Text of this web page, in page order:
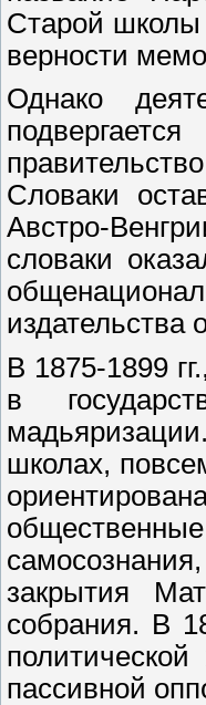
Старой школы
верности
Однако
Словаки
Австро-
словаки
издательства
В 1875-1899
в
школах,
закрытия
собрания. В
пассивной